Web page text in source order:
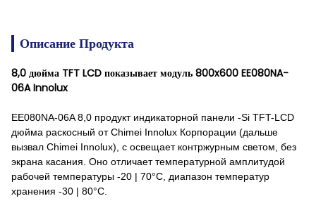
Описание Продукта
8,0 дюйма TFT LCD показывает модуль 800x600 EE080NA-
06A Innolux
EE080NA-06A 8,0 продукт индикаторной панели -Si TFT-LCD
дюйма раскосный от Chimei Innolux Корпорации (дальше
вызвал Chimei Innolux), с освещает контржурным светом, без
экрана касания. Оно отличает температурной амплитудой
рабочей температуры -20 | 70°C, диапазон температур
хранения -30 | 80°C.